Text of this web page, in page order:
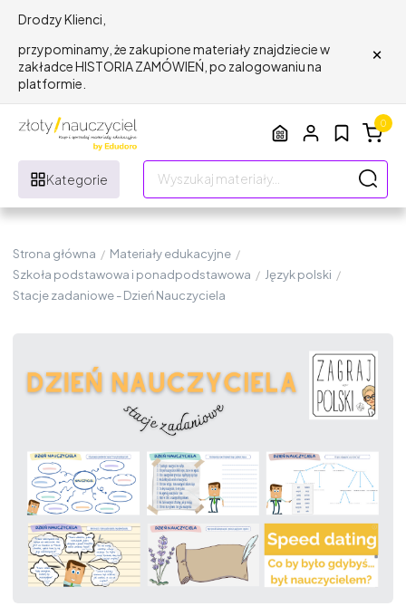
Drodzy Klienci,
przypominamy, że zakupione materiały znajdziecie w
zakładce HISTORIA ZAMÓWIEŃ, po zalogowaniu na
platformie.
×
Kategorie
0
Strona główna / Materiały edukacyjne /
Szkoła podstawowa i ponadpodstawowa / Język polski /
Stacje zadaniowe - Dzień Nauczyciela